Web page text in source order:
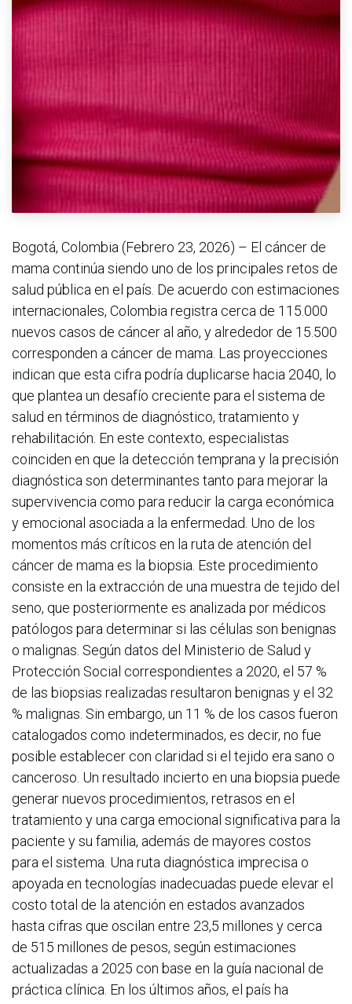
Bogotá, Colombia (Febrero 23, 2026) – El cáncer de
mama continúa siendo uno de los principales retos de
salud pública en el país. De acuerdo con estimaciones
internacionales, Colombia registra cerca de 115.000
nuevos casos de cáncer al año, y alrededor de 15.500
corresponden a cáncer de mama. Las proyecciones
indican que esta cifra podría duplicarse hacia 2040, lo
que plantea un desafío creciente para el sistema de
salud en términos de diagnóstico, tratamiento y
rehabilitación. En este contexto, especialistas
coinciden en que la detección temprana y la precisión
diagnóstica son determinantes tanto para mejorar la
supervivencia como para reducir la carga económica
y emocional asociada a la enfermedad. Uno de los
momentos más críticos en la ruta de atención del
cáncer de mama es la biopsia. Este procedimiento
consiste en la extracción de una muestra de tejido del
seno, que posteriormente es analizada por médicos
patólogos para determinar si las células son benignas
o malignas. Según datos del Ministerio de Salud y
Protección Social correspondientes a 2020, el 57 %
de las biopsias realizadas resultaron benignas y el 32
% malignas. Sin embargo, un 11 % de los casos fueron
catalogados como indeterminados, es decir, no fue
posible establecer con claridad si el tejido era sano o
canceroso. Un resultado incierto en una biopsia puede
generar nuevos procedimientos, retrasos en el
tratamiento y una carga emocional significativa para la
paciente y su familia, además de mayores costos
para el sistema. Una ruta diagnóstica imprecisa o
apoyada en tecnologías inadecuadas puede elevar el
costo total de la atención en estados avanzados
hasta cifras que oscilan entre 23,5 millones y cerca
de 515 millones de pesos, según estimaciones
actualizadas a 2025 con base en la guía nacional de
práctica clínica. En los últimos años, el país ha